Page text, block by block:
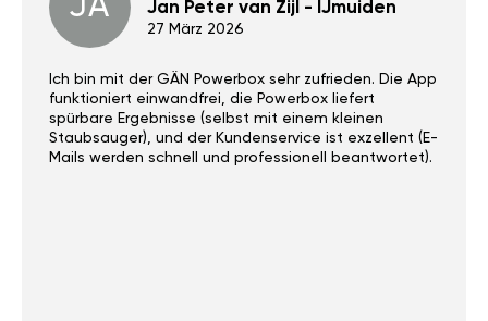
JA Jan Peter van Zijl - IJmuiden
27 März 2026
Ich bin mit der GÄN Powerbox sehr zufrieden. Die App
funktioniert einwandfrei, die Powerbox liefert
spürbare Ergebnisse (selbst mit einem kleinen
Staubsauger), und der Kundenservice ist exzellent (E-
Mails werden schnell und professionell beantwortet).